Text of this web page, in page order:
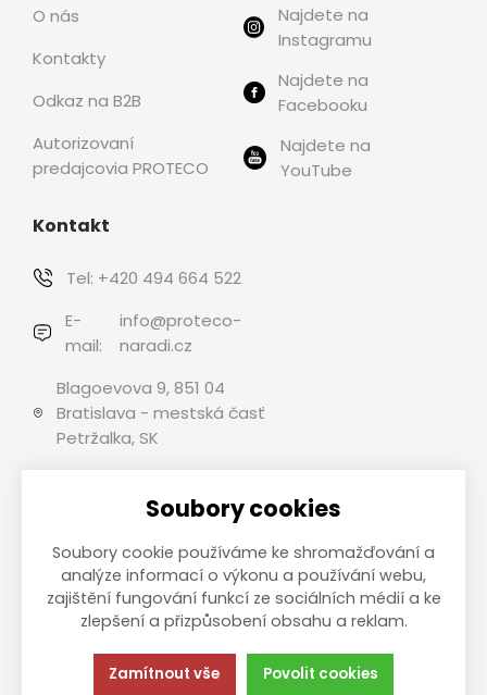
O nás
Kontakty
Odkaz na B2B
Autorizovaní
predajcovia PROTECO
Najdete na
Instagramu
Najdete na
Facebooku
Najdete na
YouTube
Kontakt
Tel: +420 494 664 522
E-
mail:
info@proteco-
naradi.cz
Blagoevova 9, 851 04
Bratislava - mestská časť
Petržalka, SK
Možnosti platby
Táto stránka používa súbory cookies.
Zásady ochrany
andTerms of Serviceapply.
Soubory cookies
Soubory cookie používáme ke shromažďování a
analýze informací o výkonu a používání webu,
zajištění fungování funkcí ze sociálních médií a ke
zlepšení a přizpůsobení obsahu a reklam.
Zamítnout vše Povolit cookies